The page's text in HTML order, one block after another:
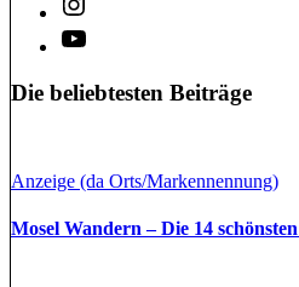
Die beliebtesten Beiträge
Anzeige (da Orts/Markennennung)
Mosel Wandern – Die 14